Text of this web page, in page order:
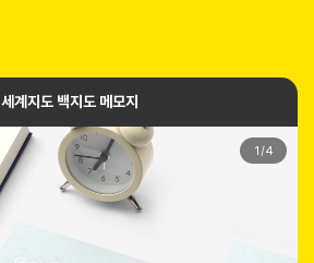
세계지도 백지도 메모지
1 /4